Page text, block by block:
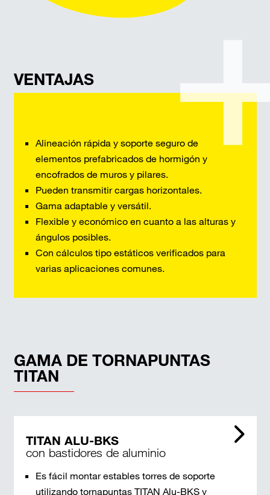
VENTAJAS
Alineación rápida y soporte seguro de
elementos prefabricados de hormigón y
encofrados de muros y pilares.
Pueden transmitir cargas horizontales.
Gama adaptable y versátil.
Flexible y económico en cuanto a las alturas y
ángulos posibles.
Con cálculos tipo estáticos verificados para
varias aplicaciones comunes.
GAMA DE TORNAPUNTAS
TITAN
TITAN ALU-BKS
con bastidores de aluminio
Es fácil montar estables torres de soporte
utilizando tornapuntas TITAN Alu-BKS y